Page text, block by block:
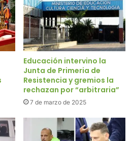
Educación intervino la
Junta de Primeria de
Resistencia y gremios la
rechazan por “arbitraria”
7 de marzo de 2025